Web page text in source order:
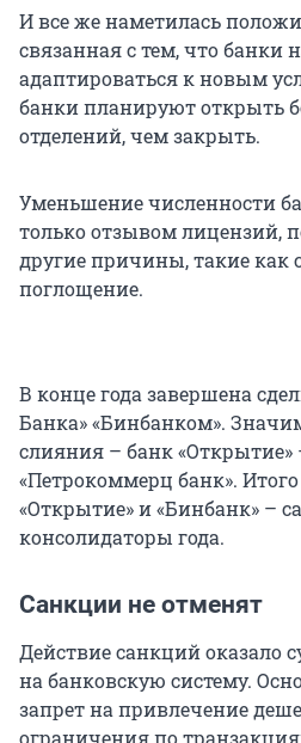
И все же наметилась
связанная с тем, что банки
адаптироваться к новым
банки планируют открыть
отделений, чем закрыть.
Уменьшение численности
только отзывом лицензий,
другие причины, такие как
поглощение.
В конце года завершена
Банка» «Бинбанком».
слияния – банк
«Петрокоммерц банк».
«Открытие» и «Бинбанк» –
консолидаторы года.
Санкции не отменят
Действие санкций оказало
на банковскую систему.
запрет на привлечение
ограничения по